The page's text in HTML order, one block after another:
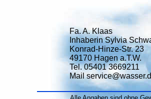
Fa. A. Klaas
Inhaberin Sylvia
Konrad-Hinze-Str. 23
49170 Hagen a.T.W.
Tel. 05401 3669211
Mail